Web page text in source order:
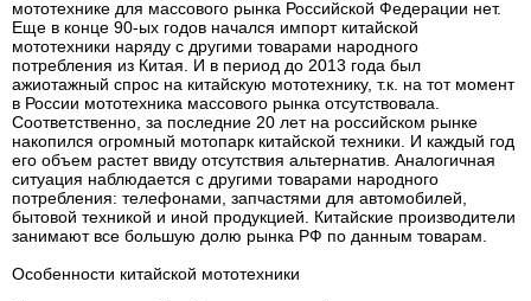
мототехнике для массового рынка Российской Федерации нет.
Еще в конце 90-ых годов начался импорт китайской
мототехники наряду с другими товарами народного
потребления из Китая. И в период до 2013 года был
ажиотажный спрос на китайскую мототехнику, т.к. на тот момент
в России мототехника массового рынка отсутствовала.
Соответственно, за последние 20 лет на российском рынке
накопился огромный мотопарк китайской техники. И каждый год
его объем растет ввиду отсутствия альтернатив. Аналогичная
ситуация наблюдается с другими товарами народного
потребления: телефонами, запчастями для автомобилей,
бытовой техникой и иной продукцией. Китайские производители
занимают все большую долю рынка РФ по данным товарам.
Особенности китайской мототехники